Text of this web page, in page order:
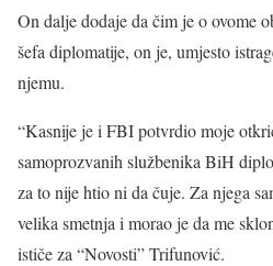
On dalje dodaje da čim je o ovome
šefa diplomatije, on je, umjesto
njemu.
“Kasnije je i FBI potvrdio moje
samoprozvanih službenika BiH
za to nije htio ni da čuje. Za njega
velika smetnja i morao je da me
ističe za “Novosti” Trifunović.